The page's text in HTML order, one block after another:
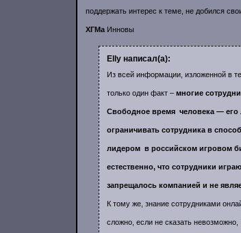
поддержать интерес к теме, не добился
ХГМаИнновы
Elly написал(а):
Из всей информации, изложенной в
только один факт –многие
Свободное время человека — его
ограничивать сотрудника в
лидером в российском игровом
естественно, что сотрудники
запрещалось компанией и не
К тому же, знание сотрудниками
сложно, если не сказать